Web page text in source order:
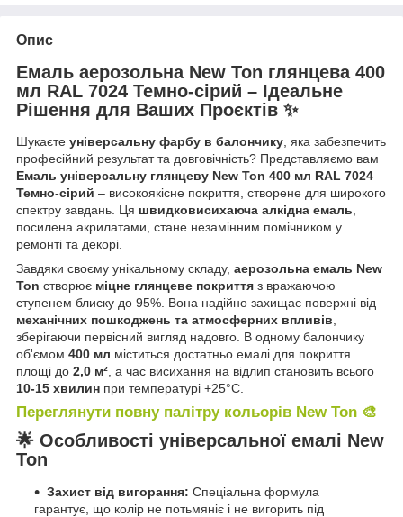
Опис
Емаль аерозольна New Ton глянцева 400
мл RAL 7024 Темно-сірий – Ідеальне
Рішення для Ваших Проєктів ✨
Шукаєте універсальну фарбу в балончику, яка забезпечить
професійний результат та довговічність? Представляємо вам
Емаль універсальну глянцеву New Ton 400 мл RAL 7024
Темно-сірий – високоякісне покриття, створене для широкого
спектру завдань. Ця швидковисихаюча алкідна емаль,
посилена акрилатами, стане незамінним помічником у
ремонті та декорі.
Завдяки своєму унікальному складу, аерозольна емаль New
Ton створює міцне глянцеве покриття з вражаючою
ступенем блиску до 95%. Вона надійно захищає поверхні від
механічних пошкоджень та атмосферних впливів,
зберігаючи первісний вигляд надовго. В одному балончику
об'ємом 400 мл міститься достатньо емалі для покриття
площі до 2,0 м², а час висихання на відлип становить всього
10-15 хвилин при температурі +25°C.
Переглянути повну палітру кольорів New Ton 🎨
🌟 Особливості універсальної емалі New
Ton
Захист від вигорання: Спеціальна формула
гарантує, що колір не потьмяніє і не вигорить під